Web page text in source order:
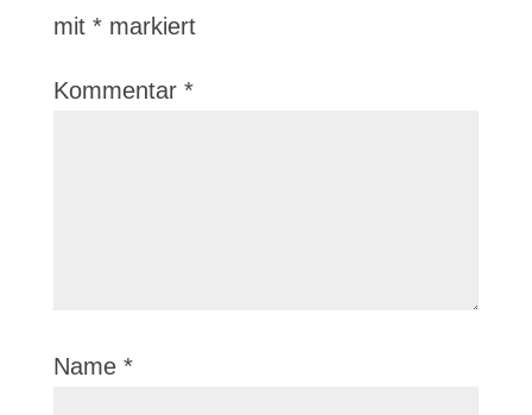
mit *markiert
Kommentar *
Name *